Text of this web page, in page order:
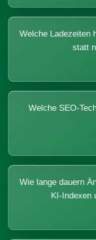
Welche Ladezeiten
statt
Welche SEO-
Wie lange dauern
KI-Indexen